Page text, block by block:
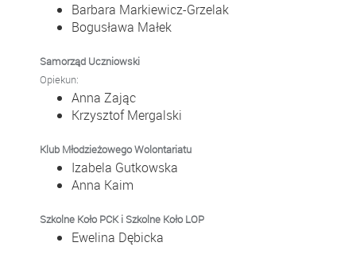
Barbara Markiewicz-Grzelak
Bogusława Małek
Samorząd Uczniowski
Opiekun:
Anna Zając
Krzysztof Mergalski
Klub Młodzieżowego Wolontariatu
Izabela Gutkowska
Anna Kaim
Szkolne Koło PCK i Szkolne Koło LOP
Ewelina Dębicka